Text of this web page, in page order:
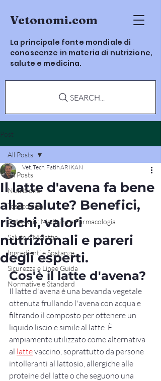
Vetonomi.com
La principale fonte mondiale di
conoscenze in materia di nutrizione,
salute e medicina.
SEARCH...
Post
All Posts
Nutrizione
Tossicologia
Categoria: Medicina e Farmacologia
Salute e Malattie
Ingredienti e Sostanze
Sicurezza e Linee Guida
Normative e Standard
All Posts
Il latte d'avena fa bene
alla salute? Benefici,
rischi, valori
nutrizionali e pareri
degli esperti.
Vet. Tech. Fatih ARIKAN
Cos'è il latte d'avena?
Il latte d'avena è una bevanda vegetale
ottenuta frullando l'avena con acqua e
filtrando il composto per ottenere un
liquido liscio e simile al latte. È
ampiamente utilizzato come alternativa
al latte vaccino, soprattutto da persone
intolleranti al lattosio, allergiche alle
proteine del latte o che seguono una